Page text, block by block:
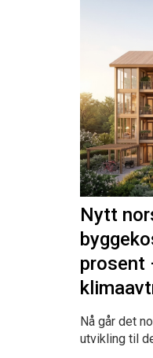
Nytt
prosent
Nå går det
utvikling til